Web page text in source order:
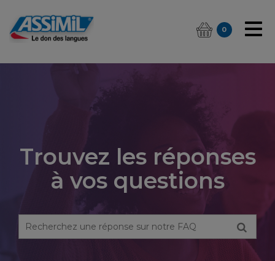
0
Trouvez les réponses
à vos questions